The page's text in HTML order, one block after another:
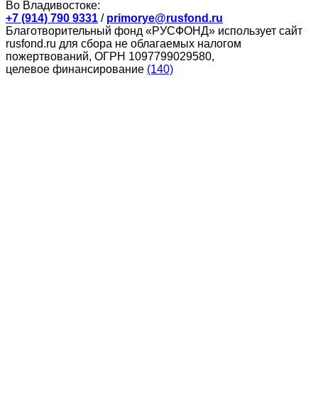
Во Владивостоке:
+7 (914) 790 9331 / primorye@rusfond.ru
Благотворительный фонд «РУСФОНД» использует сайт
rusfond.ru для сбора не облагаемых налогом
пожертвований, ОГРН 1097799029580,
целевое финансирование (140)